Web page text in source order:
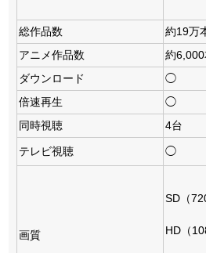
総作品数
約19万
アニメ作品数
約6,000
ダウンロード
◯
倍速再生
◯
同時視聴
4台
テレビ視聴 ◯
画質
SD（
HD（